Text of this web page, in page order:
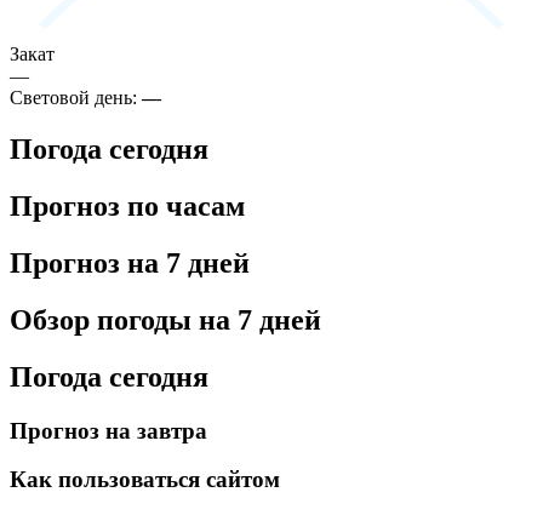
Закат
—
Световой день:—
Погода сегодня
Прогноз по часам
Прогноз на 7 дней
Обзор погоды на 7 дней
Погода сегодня
Прогноз на завтра
Как пользоваться сайтом